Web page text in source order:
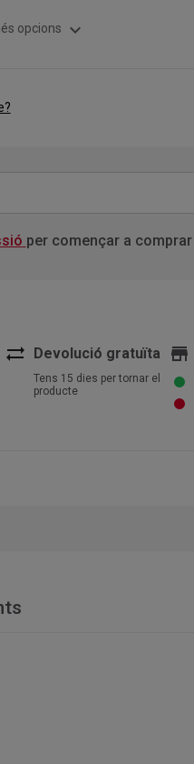
opcions expand_more
per començar a comprar
sync_alt Devolució gratuïta
Tens 15 dies per tornar el
producte
store